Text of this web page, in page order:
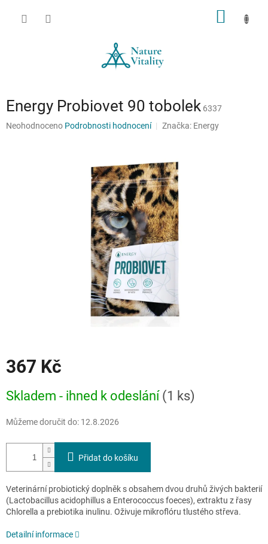
Energy Probiovet 90 tobolek 6337
Průměrné
Neohodnoceno Podrobnosti hodnocení Značka: Energy
367 Kč
cena:
Skladem - ihned k odeslání (1 ks)
Můžeme doručit do: 12.8.2026
Přidat do košíku
Veterinární probiotický doplněk s obsahem dvou druhů živých bakterií
(Lactobacillus acidophillus a Enterococcus foeces), extraktu z řasy
Chlorella a prebiotika inulinu. Oživuje mikroflóru tlustého střeva.
Detailní informace